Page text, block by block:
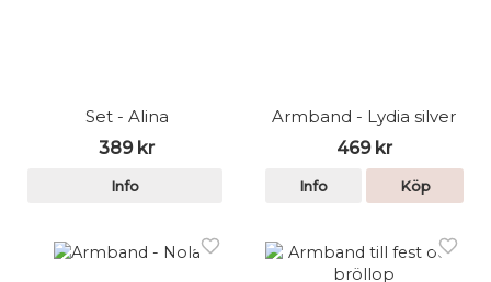
Set - Alina
389 kr
Info
Armband - Lydia silver
469 kr
Info Köp